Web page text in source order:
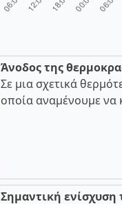
Άνοδος της
Σε μια σχετικά
οποία αναμένουμε να
Σημαντική